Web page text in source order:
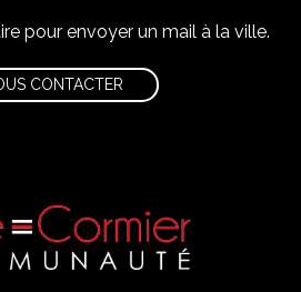
pour envoyer un mail à la ville.
CONTACTER